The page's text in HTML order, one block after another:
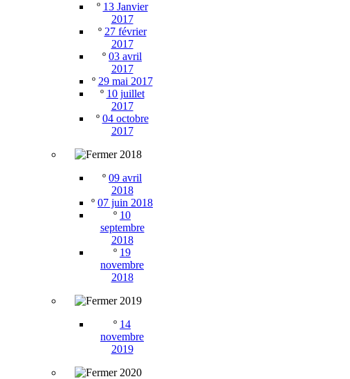
º 13 Janvier
2017
º 27 février
2017
º 03 avril
2017
º 29 mai 2017
º 10 juillet
2017
º 04 octobre
2017
2018
º 09 avril
2018
º 07 juin 2018
º 10
septembre
2018
º 19
novembre
2018
2019
º 14
novembre
2019
2020